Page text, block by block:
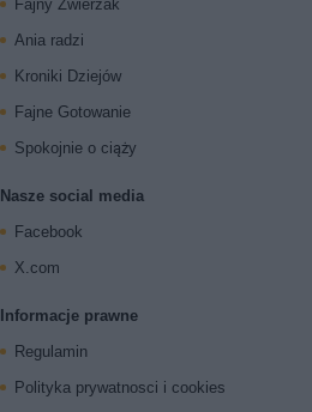
Fajny Zwierzak
Ania radzi
Kroniki Dziejów
Fajne Gotowanie
Spokojnie o ciąży
Nasze social media
Facebook
X.com
Informacje prawne
Regulamin
Polityka prywatnosci i cookies